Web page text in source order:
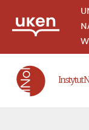
Instytut